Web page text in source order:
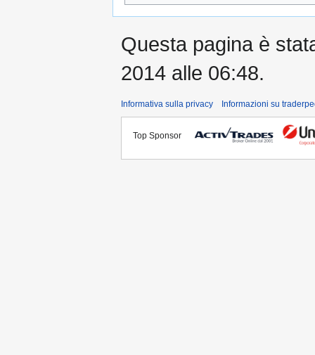
Questa pagina è
2014 alle 06:48.
Informativa sulla privacy Informazioni su
Top Sponsor